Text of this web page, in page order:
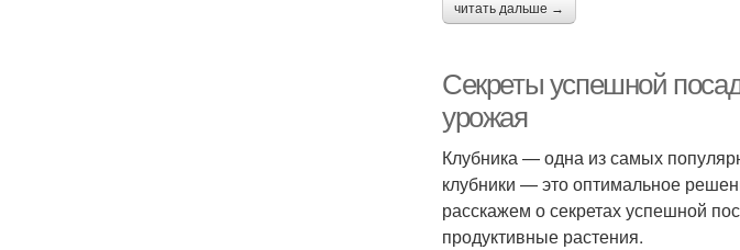
читать дальше →
Секреты успешной
урожая
Клубника — одна из самых
клубники — это оптимальное
расскажем о секретах успешной
продуктивные растения.